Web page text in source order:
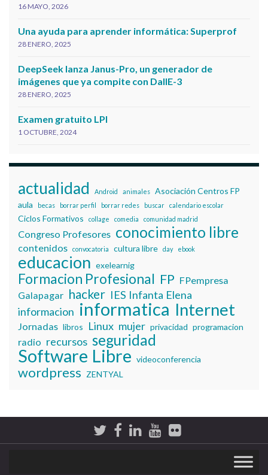
16 MAYO, 2026
Una ayuda para aprender informática: Superprof
28 ENERO, 2025
DeepSeek lanza Janus-Pro, un generador de
imágenes que ya compite con DallE-3
28 ENERO, 2025
Examen gratuito LPI
1 OCTUBRE, 2024
actualidad Android animales
Asociación Centros FP
aula
becas borrar perfil borrar redes buscar calendario escolar
Ciclos Formativos collage comedia comunidad madrid
Congreso Profesores conocimiento libre
contenidos convocatoria cultura libre day ebook
educacion exelearnig
Formacion Profesional FP FPempresa
Galapagar hacker IES Infanta Elena
informacion informatica Internet
Jornadas libros Linux mujer privacidad programacion
radio recursos seguridad
Software Libre videoconferencia
wordpress ZENTYAL